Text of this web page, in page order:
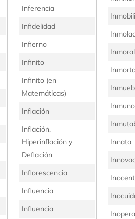
Inferencia
Infidelidad
Infierno
Infinito
Infinito (en
Matemáticas)
Inflación
Inflación,
Hiperinflación y
Deflación
Inflorescencia
Influencia
Influencia
Inmoral
Innata